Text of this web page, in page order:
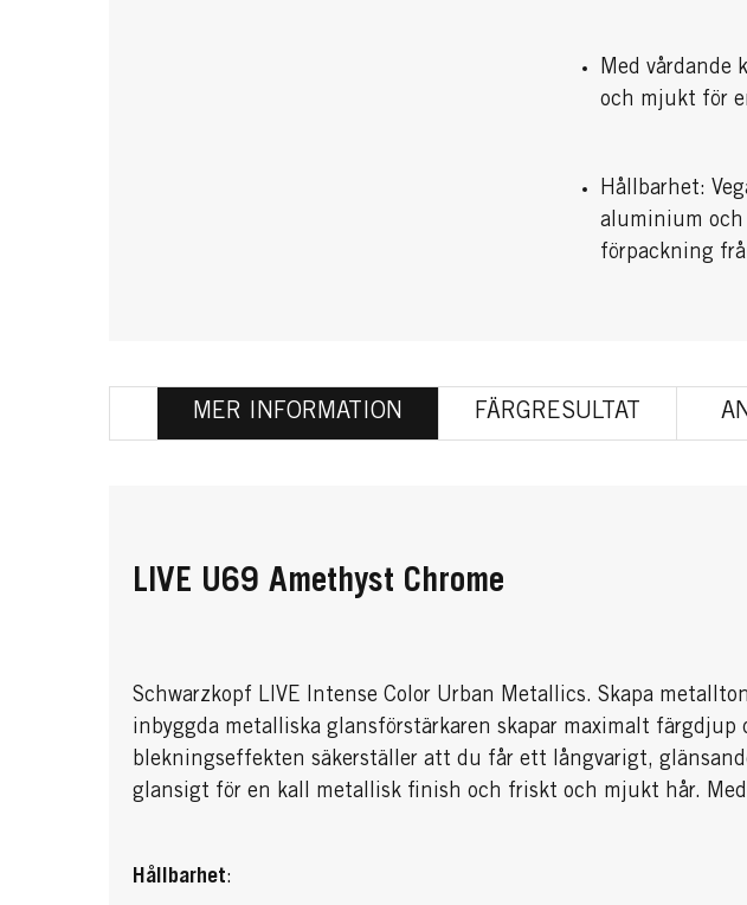
Med vårdande
och mjukt för
Hållbarhet:
aluminium och
förpackning
MER INFORMATION FÄRGRESULTAT
LIVE U69 Amethyst Chrome
Schwarzkopf LIVE Intense Color Urban Metallics. Skapa
inbyggda metalliska glansförstärkaren skapar maximalt
blekningseffekten säkerställer att du får ett långvarigt,
glansigt för en kall metallisk finish och friskt och mjukt hår.
Hållbarhet: